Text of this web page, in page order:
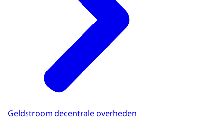
Geldstroom decentrale overheden